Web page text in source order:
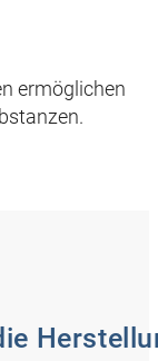
ermöglichen